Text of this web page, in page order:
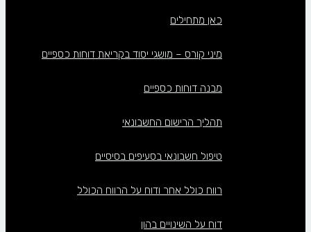
כאן מתחילים
מיני קורס – מושגי יסוד בקריאת דוחות כספיים
מבנה דוחות כספיים
תהליך הרישום החשבונאי
טיפול חשבונאי בסעיפים בסיסיים
רווח כולל אחר ודוח על הרווח הכולל
דוח על השינויים בהון